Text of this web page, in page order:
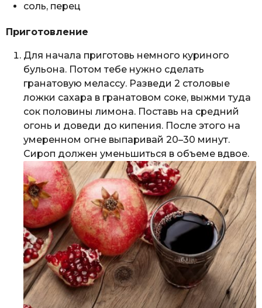
соль, перец
Приготовление
Для начала приготовь немного куриного
бульона. Потом тебе нужно сделать
гранатовую мелассу. Разведи 2 столовые
ложки сахара в гранатовом соке, выжми туда
сок половины лимона. Поставь на средний
огонь и доведи до кипения. После этого на
умеренном огне выпаривай 20–30 минут.
Сироп должен уменьшиться в объеме вдвое.